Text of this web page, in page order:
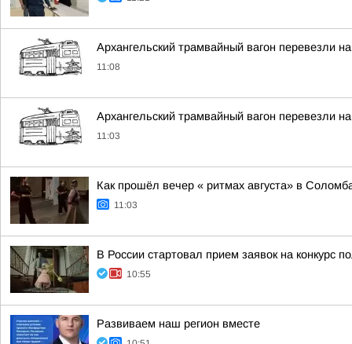
Архангельский трамвайный вагон перевезли
11:08
Архангельский трамвайный вагон перевезли
11:03
Как прошёл вечер « ритмах августа» в
11:03
В России стартовал прием заявок на конкурс
10:55
Развиваем наш регион вместе